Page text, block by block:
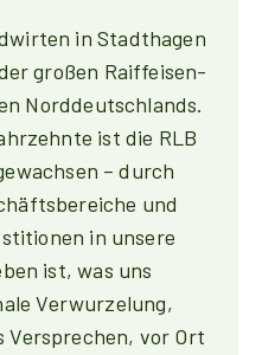
in Stadthagen
großen Raiffeisen-
Norddeutschlands.
ist die RLB
– durch
und
in unsere
ist, was uns
Verwurzelung,
Versprechen, vor Ort